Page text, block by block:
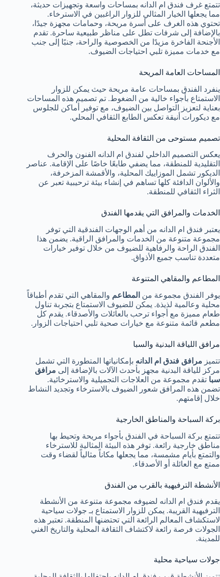
تتمتع غرف فندق ام الدانه بمساحات واسعة وتجهيزات حديثة،
مما يجعلها الخيار المثالي للزوار الراغبين في الاسترخاء.
تحتوي هذه الغرف على أسرة مريحة، وحمامات مجهزة جيدًا،
بالإضافة إلى شرفات تطل على مناظر طبيعية ساحرة. تقدم
الأجنحة الفاخرة مزيدًا من الخصوصية والراحة، جنبًا إلى جنب
مع خدمات مميزة تلبي احتياجات الضيوف.
المساحات العامة المريحة
ينفرد الفندق بمساحات عامة مريحة حيث يمكن للزوار
الاستمتاع بأجواء خالية من الضغوط. تم تصميم هذه المساحات
بعناية لتعزيز التواصل بين الضيوف، مع توفير أماكن للجلوس
مع ديكورات أنيقة تعكس الطابع الثقافي المحلي.
تصميم مستوحى من الثقافة المحلية
يعكس التصميم الداخلي لفندق ام الدانه الفنون والحرف
التقليدية للمنطقة، مما يضفي طابعًا خاصًا على الإقامة. عناصر
الديكور تشمل الموزاييك المحلية، والأقمشة المزخرفة،
والألوان الدافئة كلها تساهم في إنشاء بيئة ترحيبية تعبر عن
الثراء الثقافي للمنطقة.
الخدمات والمرافق التي يقدمها الفندق
يعتبر فندق ام الدانه من أهم الوجهات الفندقية التي توفر
مجموعة متنوعة من الخدمات والمرافق الراقية. يضمن هذا
الفندق الراحة والرفاهية للضيوف من خلال توفير خيارات
متعددة تناسب جميع الأذواق.
المطاعم والمقاهي المتنوعة
يوفر الفندق مجموعة من المطاعم والمقاهي التي تقدم أطباقاً
محلية وعالمية لذيذة. يمكن للضيوف الاستمتاع بتجربة تناول
طعام مميزة مع أجواء ترحب بالعائلات والأصدقاء. يقدم كل
مطعم قائمة متنوعة مع خيارات صحية تلبي احتياجات الزوار.
مرافق اللياقة البدنية والسبا
تتميز مرافق فندق ام الدانه بإمكانياتها المتطورة التي تشمل
مركز للياقة البدنية مجهز بأحدث الآلات بالإضافة إلى مرافق
سبا تقدم مجموعة من العلاجات التجميلية والاسترخائية.
تضمن هذه المرافق شعور الضيوف بالاسترخاء وتجديد النشاط
خلال إقامتهم.
بركة السباحة والمناطق الخارجية
تتمتع بركة السباحة في الفندق بأجواء مريحة وتحيط بها
مناطق خارجية رائعة. توفر هذه البيئة المثالية للاسترخاء
والتمتع بأيام مشمسة، مما يجعلها مكاناً مثالياً لقضاء وقت
ممتع مع العائلة أو الأصدقاء.
الأنشطة الترفيهية بالقرب من الفندق
يقدم فندق ام الدانه لضيوفه مجموعة متنوعة من الأنشطة
الترفيهية القريبة. يمكن للزوار الاستمتاع بـ جولات سياحية
لاستكشاف المعالم الرائعة التي تحتضنها المنطقة. تعتبر هذه
الجولات فرصة رائعة لاكتشاف الثقافة المحلية والتاريخ الغني
للمدينة.
جولات سياحية محلية